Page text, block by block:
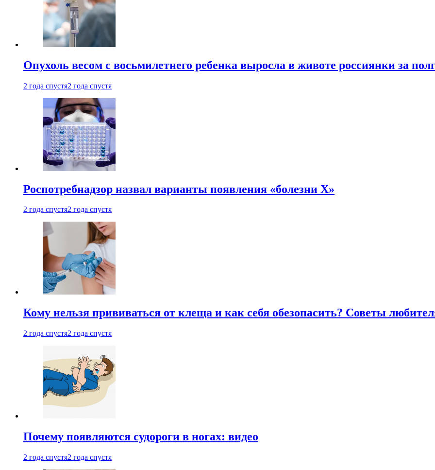
Опухоль весом с восьмилетнего ребенка выросла в животе россиянки за
2 года спустя2 года спустя
Роспотребнадзор назвал варианты появления «болезни Х»
2 года спустя2 года спустя
Кому нельзя прививаться от клеща и как себя обезопасить? Советы
2 года спустя2 года спустя
Почему появляются судороги в ногах: видео
2 года спустя2 года спустя